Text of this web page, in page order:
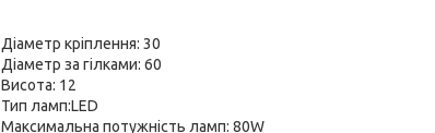
Діаметр кріплення: 30
Діаметр за гілками: 60
Висота: 12
Тип ламп:LED
Максимальна потужність ламп: 80W